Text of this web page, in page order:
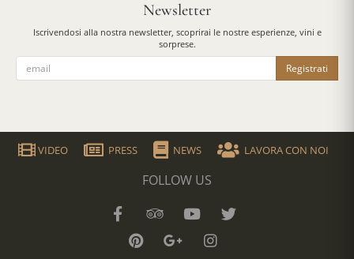
Newsletter
Iscrivendosi alla nostra newsletter, scoprirai le nostre esperienze, vini e
sorprese.
Registrati
VIDEO PRESS NEWS LAVORA CON NOI
FOLLOW US